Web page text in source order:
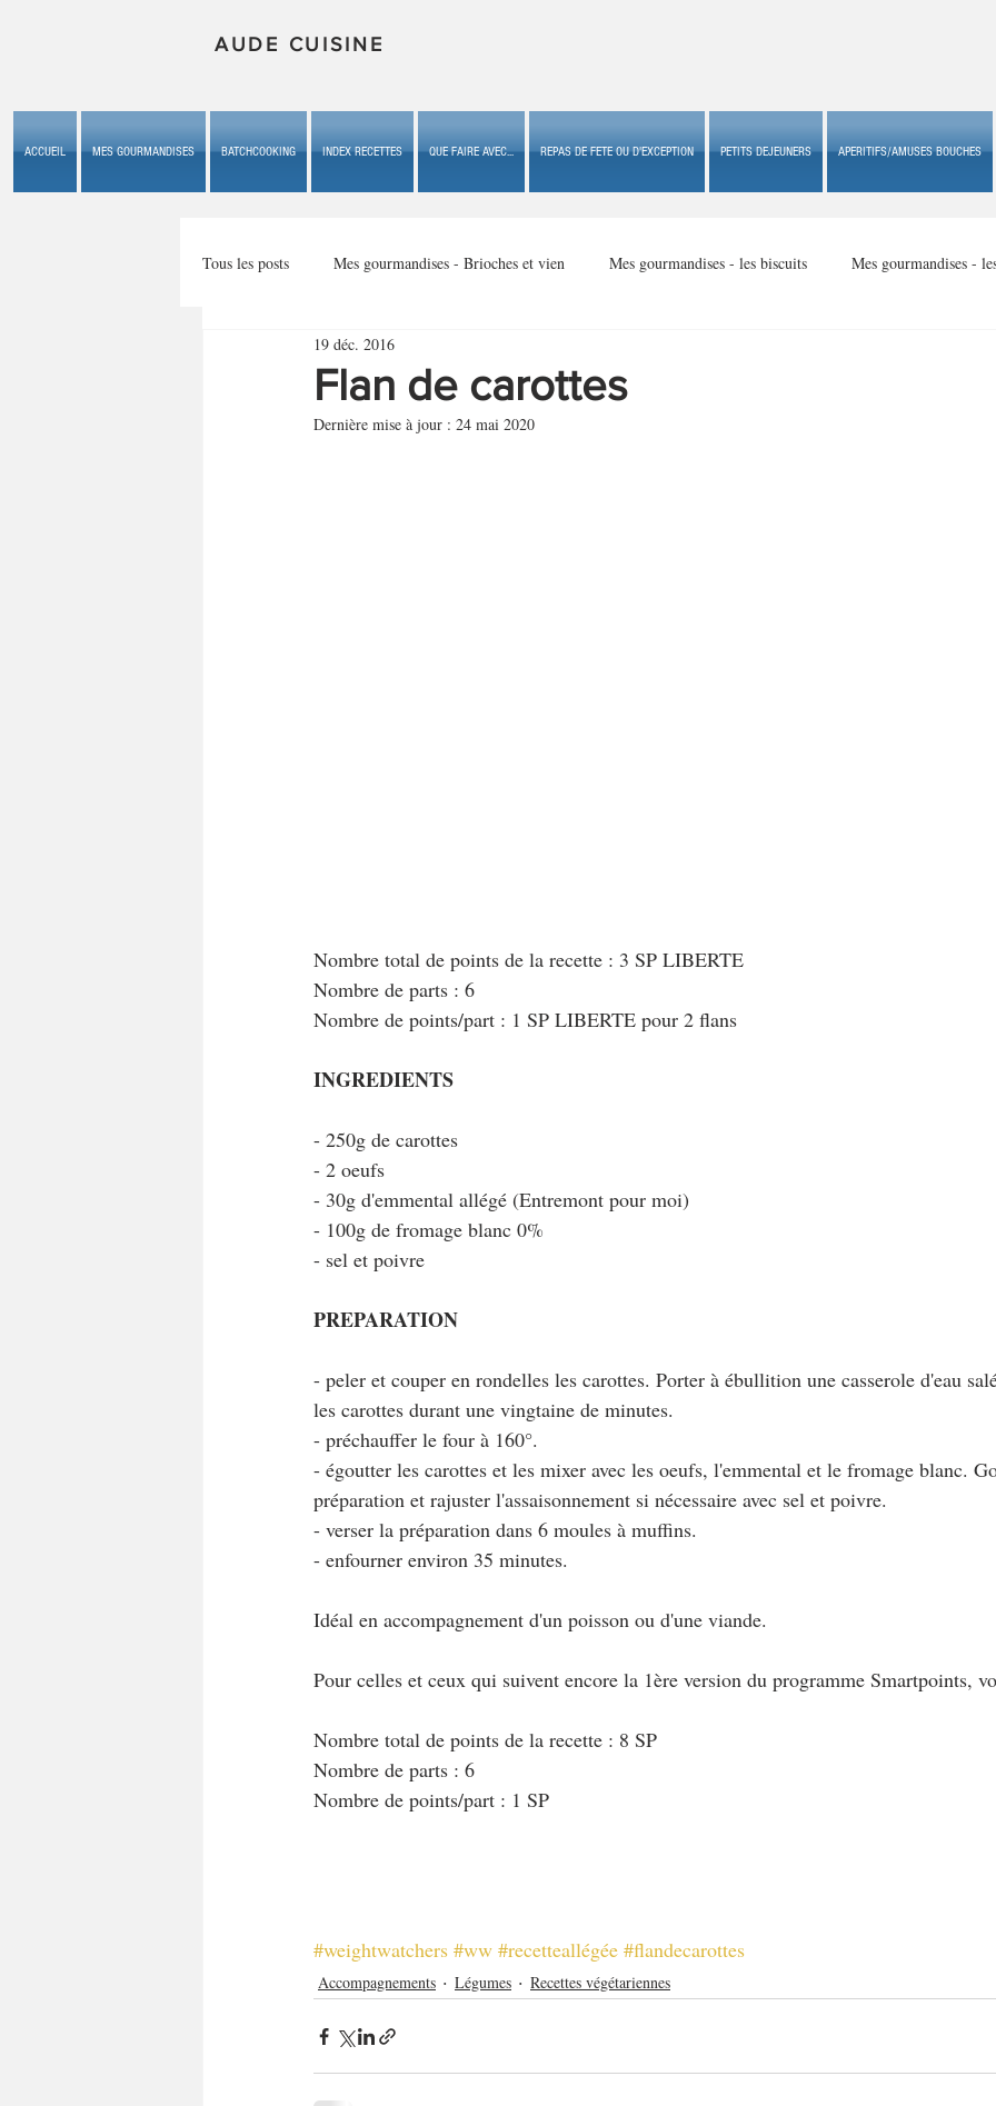
AUDE CUISINE
ACCUEIL MES GOURMANDISES BATCHCOOKING INDEX RECETTES QUE FAIRE AVEC... REPAS DE FETE OU D'EXCEPTION PETITS DEJEUNERS APERITIFS/AMUSES BOUCHES
Tous les posts Mes gourmandises - Brioches et vien Mes gourmandises - les biscuits Mes gourmandises -
Mes gourmandises - les gâteaux du b
Mes gourmandises - plaisirs d'enfan
Flan de carottes
19 déc. 2016
Dernière mise à jour : 24 mai 2020
Nombre total de points de la recette : 3 SP LIBERTE
Nombre de parts : 6
Nombre de points/part : 1 SP LIBERTE pour 2 flans
INGREDIENTS
- 250g de carottes
- 2 oeufs
- 30g d'emmental allégé (Entremont pour moi)
- 100g de fromage blanc 0%
- sel et poivre
PREPARATION
- peler et couper en rondelles les carottes. Porter à ébullition une casserole d'eau
les carottes durant une vingtaine de minutes.
- préchauffer le four à 160°.
- égoutter les carottes et les mixer avec les oeufs, l'emmental et le fromage blanc.
préparation et rajuster l'assaisonnement si nécessaire avec sel et poivre.
- verser la préparation dans 6 moules à muffins.
- enfourner environ 35 minutes.
Idéal en accompagnement d'un poisson ou d'une viande.
Pour celles et ceux qui suivent encore la 1ère version du programme Smartpoints,
Nombre total de points de la recette : 8 SP
Nombre de parts : 6
Nombre de points/part : 1 SP
#weightwatchers #ww #recetteallégée #flandecarottes
Accompagnements Légumes Recettes végétariennes